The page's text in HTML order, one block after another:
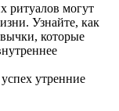
ритуалов могут
Узнайте, как
которые
успех утренние